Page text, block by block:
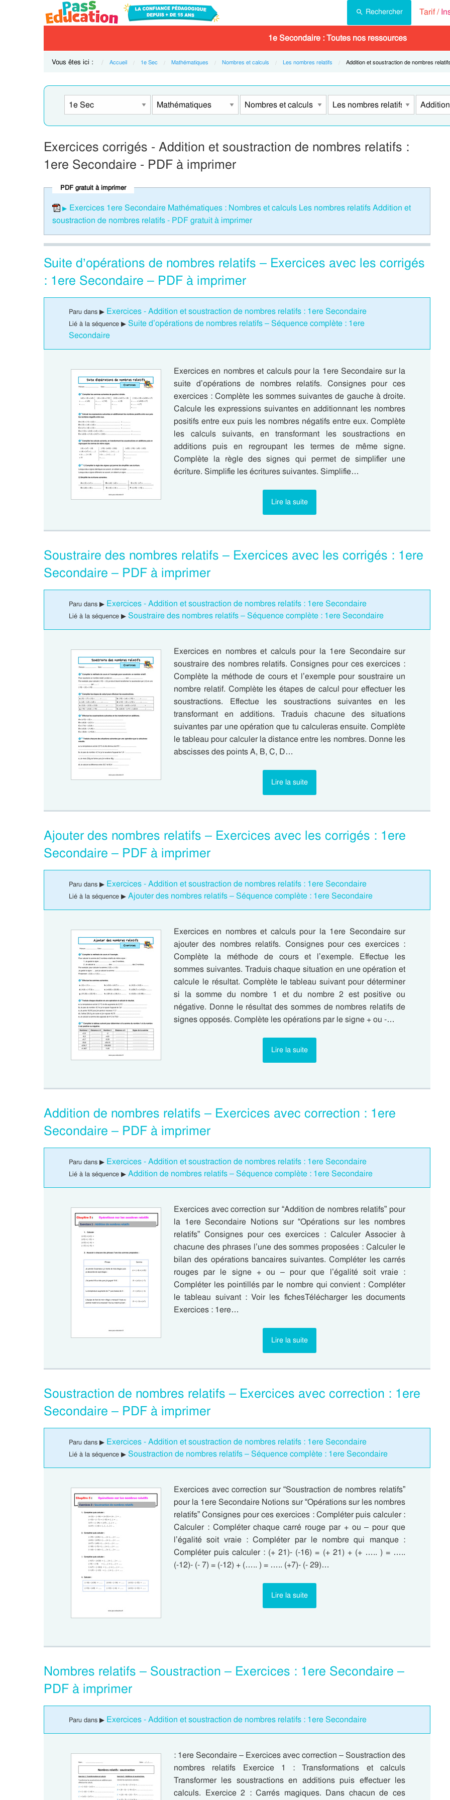
Rechercher Tarif /
1e Secondaire : Toutes nos ressources
Vous êtes ici : Accueil 1e Sec Mathématiques Nombres et calculs Les nombres relatifs Current:
Addition et soustraction de nombres relatifs
Exercices corrigés - Addition et soustraction de nombres relatifs :
1ere Secondaire - PDF à imprimer
PDF gratuit à imprimer
Exercices 1ere Secondaire Mathématiques : Nombres et calculs Les nombres relatifs Addition et
soustraction de nombres relatifs - PDF gratuit à imprimer
Suite d’opérations de nombres relatifs – Exercices avec les corrigés
: 1ere Secondaire – PDF à imprimer
Paru dans ▶ Exercices - Addition et soustraction de nombres relatifs : 1ere Secondaire
Lié à la séquence ▶ Suite d’opérations de nombres relatifs – Séquence complète : 1ere
Secondaire
Exercices en nombres et calculs pour la 1ere Secondaire sur la
suite d’opérations de nombres relatifs. Consignes pour ces
exercices : Complète les sommes suivantes de gauche à droite.
Calcule les expressions suivantes en additionnant les nombres
positifs entre eux puis les nombres négatifs entre eux. Complète
les calculs suivants, en transformant les soustractions en
additions puis en regroupant les termes de même signe.
Complète la règle des signes qui permet de simplifier une
écriture. Simplifie les écritures suivantes. Simplifie…
Lire la suite
Soustraire des nombres relatifs – Exercices avec les corrigés : 1ere
Secondaire – PDF à imprimer
Paru dans ▶ Exercices - Addition et soustraction de nombres relatifs : 1ere Secondaire
Lié à la séquence ▶ Soustraire des nombres relatifs – Séquence complète : 1ere Secondaire
Exercices en nombres et calculs pour la 1ere Secondaire sur
soustraire des nombres relatifs. Consignes pour ces exercices :
Complète la méthode de cours et l’exemple pour soustraire un
nombre relatif. Complète les étapes de calcul pour effectuer les
soustractions. Effectue les soustractions suivantes en les
transformant en additions. Traduis chacune des situations
suivantes par une opération que tu calculeras ensuite. Complète
le tableau pour calculer la distance entre les nombres. Donne les
abscisses des points A, B, C, D…
Lire la suite
Ajouter des nombres relatifs – Exercices avec les corrigés : 1ere
Secondaire – PDF à imprimer
Paru dans ▶ Exercices - Addition et soustraction de nombres relatifs : 1ere Secondaire
Lié à la séquence ▶ Ajouter des nombres relatifs – Séquence complète : 1ere Secondaire
Exercices en nombres et calculs pour la 1ere Secondaire sur
ajouter des nombres relatifs. Consignes pour ces exercices :
Complète la méthode de cours et l’exemple. Effectue les
sommes suivantes. Traduis chaque situation en une opération et
calcule le résultat. Complète le tableau suivant pour déterminer
si la somme du nombre 1 et du nombre 2 est positive ou
négative. Donne le résultat des sommes de nombres relatifs de
signes opposés. Complète les opérations par le signe + ou -…
Lire la suite
Addition de nombres relatifs – Exercices avec correction : 1ere
Secondaire – PDF à imprimer
Paru dans ▶ Exercices - Addition et soustraction de nombres relatifs : 1ere Secondaire
Lié à la séquence ▶ Addition de nombres relatifs – Séquence complète : 1ere Secondaire
Exercices avec correction sur “Addition de nombres relatifs” pour
la 1ere Secondaire Notions sur “Opérations sur les nombres
relatifs” Consignes pour ces exercices : Calculer Associer à
chacune des phrases l’une des sommes proposées : Calculer le
bilan des opérations bancaires suivantes. Compléter les carrés
rouges par le signe + ou – pour que l’égalité soit vraie :
Compléter les pointillés par le nombre qui convient : Compléter
le tableau suivant : Voir les fichesTélécharger les documents
Exercices : 1ere…
Lire la suite
Soustraction de nombres relatifs – Exercices avec correction : 1ere
Secondaire – PDF à imprimer
Paru dans ▶ Exercices - Addition et soustraction de nombres relatifs : 1ere Secondaire
Lié à la séquence ▶ Soustraction de nombres relatifs – Séquence complète : 1ere Secondaire
Exercices avec correction sur “Soustraction de nombres relatifs”
pour la 1ere Secondaire Notions sur “Opérations sur les nombres
relatifs” Consignes pour ces exercices : Compléter puis calculer :
Calculer : Compléter chaque carré rouge par + ou – pour que
l’égalité soit vraie : Compléter par le nombre qui manque :
Compléter puis calculer : (+ 21)- (-16) = (+ 21) + (+ ….. ) = …..
(-12)- (- 7) = (-12) + (….. ) = ….. (+7)- (- 29)…
Lire la suite
Nombres relatifs – Soustraction – Exercices : 1ere Secondaire –
PDF à imprimer
Paru dans ▶ Exercices - Addition et soustraction de nombres relatifs : 1ere Secondaire
: 1ere Secondaire – Exercices avec correction – Soustraction des
nombres relatifs Exercice 1 : Transformations et calculs
Transformer les soustractions en additions puis effectuer les
calculs. Exercice 2 : Carrés magiques. Dans chacun de ces